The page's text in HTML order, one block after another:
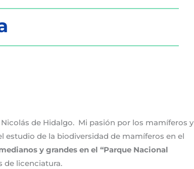
de Hidalgo. Mi pasión por los mamíferos y
estudio de la biodiversidad de mamíferos en el
y grandes en el “Parque Nacional
de licenciatura.